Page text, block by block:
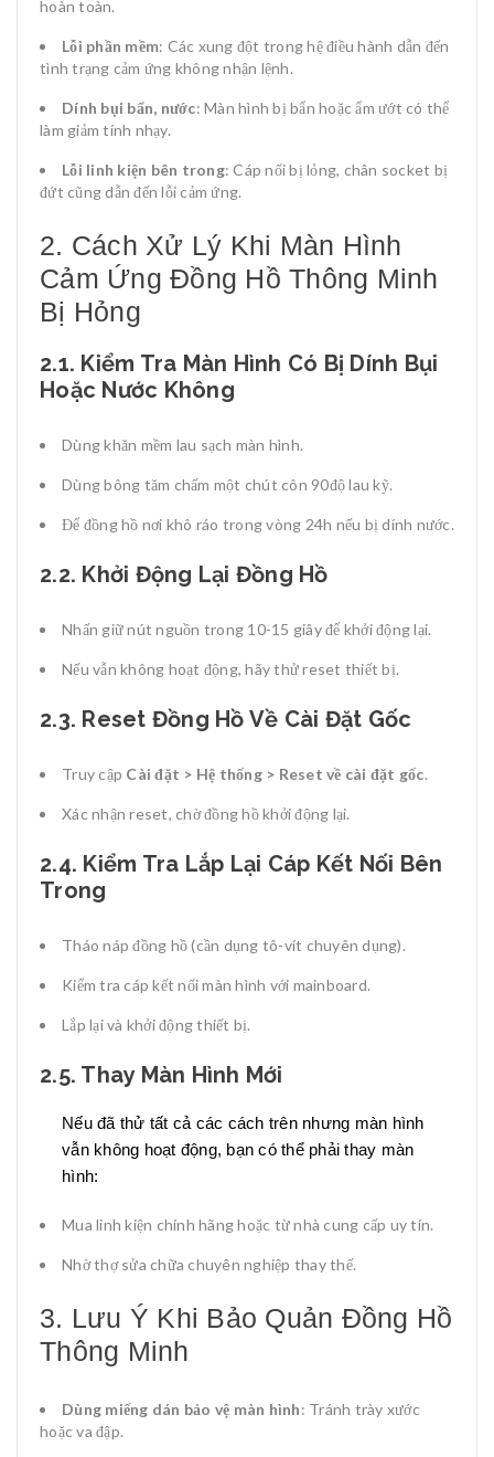
hoàn toàn.
Lỗi phần mềm: Các xung đột trong hệ điều hành dẫn đến
tình trạng cảm ứng không nhận lệnh.
Dính bụi bẩn, nước: Màn hình bị bẩn hoặc ẩm ướt có thể
làm giảm tính nhạy.
Lỗi linh kiện bên trong: Cáp nối bị lỏng, chân socket bị
đứt cũng dẫn đến lỗi cảm ứng.
2. Cách Xử Lý Khi Màn Hình
Cảm Ứng Đồng Hồ Thông Minh
Bị Hỏng
2.1. Kiểm Tra Màn Hình Có Bị Dính Bụi
Hoặc Nước Không
Dùng khăn mềm lau sạch màn hình.
Dùng bông tăm chấm một chút côn 90độ lau kỹ.
Để đồng hồ nơi khô ráo trong vòng 24h nếu bị dính nước.
2.2. Khởi Động Lại Đồng Hồ
Nhấn giữ nút nguồn trong 10-15 giây để khởi động lại.
Nếu vẫn không hoạt động, hãy thử reset thiết bị.
2.3. Reset Đồng Hồ Về Cài Đặt Gốc
Truy cập Cài đặt > Hệ thống > Reset về cài đặt gốc.
Xác nhận reset, chờ đồng hồ khởi động lại.
2.4. Kiểm Tra Lắp Lại Cáp Kết Nối Bên
Trong
Tháo náp đồng hồ (cần dụng tô-vít chuyên dụng).
Kiểm tra cáp kết nối màn hình với mainboard.
Lắp lại và khởi động thiết bị.
2.5. Thay Màn Hình Mới
Nếu đã thử tất cả các cách trên nhưng màn hình
vẫn không hoạt động, bạn có thể phải thay màn
hình:
Mua linh kiện chính hãng hoặc từ nhà cung cấp uy tín.
Nhờ thợ sửa chữa chuyên nghiệp thay thế.
3. Lưu Ý Khi Bảo Quản Đồng Hồ
Thông Minh
Dùng miếng dán bảo vệ màn hình: Tránh trày xước
hoặc va đập.